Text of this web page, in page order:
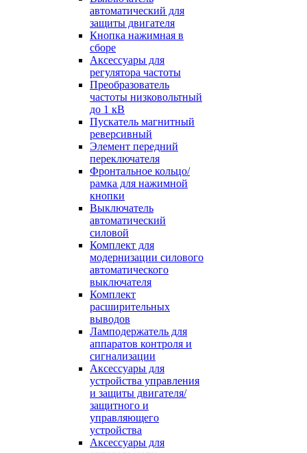
автоматический для
защиты двигателя
Кнопка нажимная в
сборе
Аксессуары для
регулятора частоты
Преобразователь
частоты низковольтный
до 1 кВ
Пускатель магнитный
реверсивный
Элемент передний
переключателя
Фронтальное кольцо/
рамка для нажимной
кнопки
Выключатель
автоматический
силовой
Комплект для
модернизации силового
автоматического
выключателя
Комплект
расширительных
выводов
Ламподержатель для
аппаратов контроля и
сигнализации
Аксессуары для
устройства управления
и защиты двигателя/
защитного и
управляющего
устройства
Аксессуары для